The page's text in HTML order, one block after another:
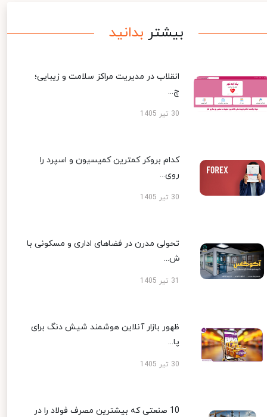
بیشتر بدانید
انقلاب در مدیریت مراکز سلامت و زیبایی؛
چ...
30 تیر 1405
کدام بروکر کمترین کمیسیون و اسپرد را
روی...
30 تیر 1405
تحولی مدرن در فضاهای اداری و مسکونی با
ش...
ظهور بازار آنلاین هوشمند شیش دنگ برای
پا...
30 تیر 1405
10 صنعتی که بیشترین مصرف فولاد را در